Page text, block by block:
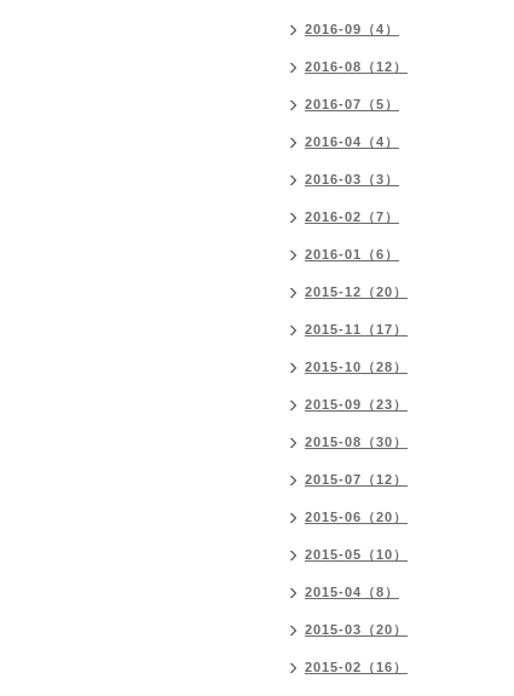
2016-09（4）
2016-08（12）
2016-07（5）
2016-04（4）
2016-03（3）
2016-02（7）
2016-01（6）
2015-12（20）
2015-11（17）
2015-10（28）
2015-09（23）
2015-08（30）
2015-07（12）
2015-06（20）
2015-05（10）
2015-04（8）
2015-03（20）
2015-02（16）